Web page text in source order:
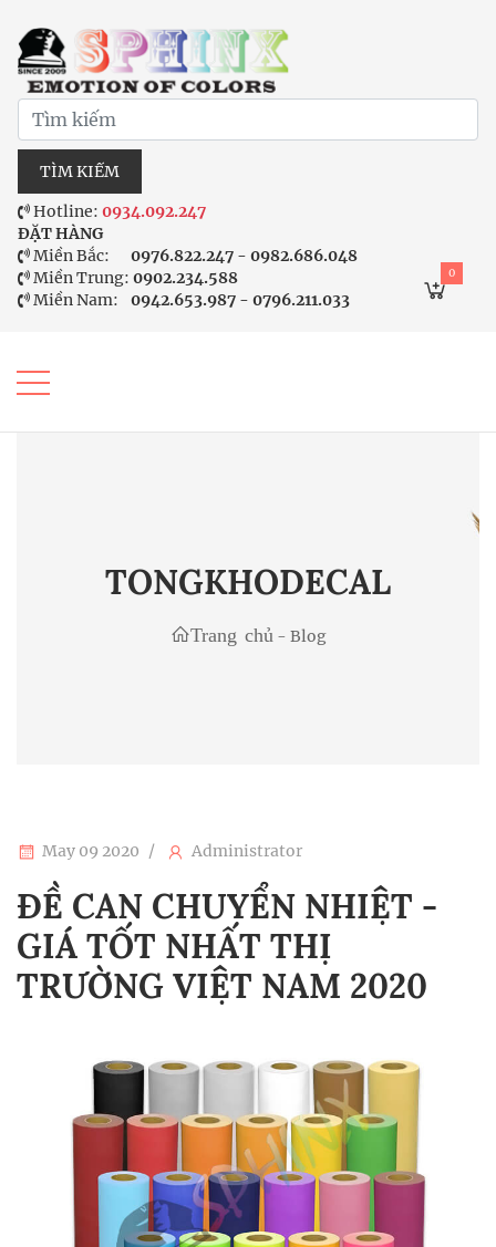
TÌM KIẾM
Hotline: 0934.092.247
ĐẶT HÀNG
Miền Bắc:
0976.822.247 - 0982.686.048
Miền Trung: 0902.234.588
Miền Nam:
0942.653.987 - 0796.211.033
0
TONGKHODECAL
Trang chủ - Blog
May 09 2020 Administrator
ĐỀ CAN CHUYỂN NHIỆT -
GIÁ TỐT NHẤT THỊ
TRƯỜNG VIỆT NAM 2020